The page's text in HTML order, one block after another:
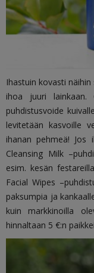
Ihastuin kovasti
ihoa juuri lainkaan.
puhdistusvoide
levitetään kasvoille
ihanan pehmeä!
Cleansing Milk
esim. kesän
Facial Wipes
paksumpia ja
kuin markkinoilla
hinnaltaan 5 €:n